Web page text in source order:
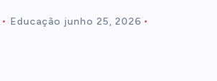
Educação junho 25, 2026